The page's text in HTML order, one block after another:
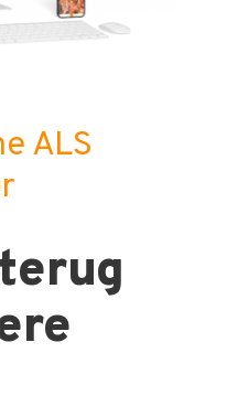
ALS